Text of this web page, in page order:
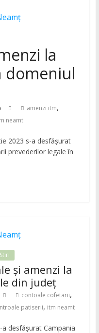
la
domeniul
amenzi itm,
neamt
2023 s-a desfăşurat
prevederilor legale în
Stiri
și amenzi la
din județ
contoale cofetarii,
patiserii, itm neamt
desfăşurat Campania